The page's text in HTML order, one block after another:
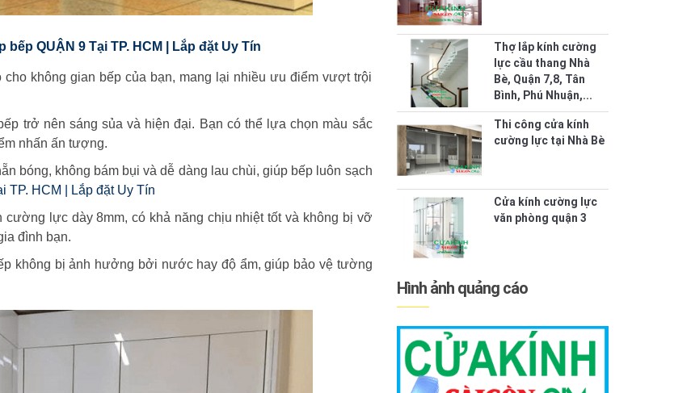
bếp QUẬN 9 Tại TP. HCM | Lắp đặt Uy Tín
không gian bếp của bạn, mang lại nhiều ưu điểm vượt trội
trở nên sáng sủa và hiện đại. Bạn có thể lựa chọn màu sắc
nhấn ấn tượng.
bóng, không bám bụi và dễ dàng lau chùi, giúp bếp luôn sạch
TP. HCM | Lắp đặt Uy Tín
lực dày 8mm, có khả năng chịu nhiệt tốt và không bị vỡ
đình bạn.
không bị ảnh hưởng bởi nước hay độ ẩm, giúp bảo vệ tường
Thợ lắp kính cường
lực cầu thang Nhà
Bè, Quận 7,8, Tân
Bình, Phú Nhuận,...
Thi công cửa kính
cường lực tại Nhà Bè
Cửa kính cường lực
văn phòng quận 3
Hình ảnh quảng cáo